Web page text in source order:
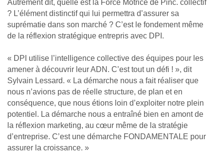
Autrement dit, quelle est la Force Motrice de Pinc. collectif
? L’élément distinctif qui lui permettra d’assurer sa
suprématie dans son marché ? C’est le fondement même
de la réflexion stratégique entrepris avec DPI.
« DPI utilise l’intelligence collective des équipes pour les
amener à découvrir leur ADN. C’est tout un défi ! », dit
Sylvain Lessard. « La démarche nous a fait réaliser que
nous n’avions pas de réelle structure, de plan et en
conséquence, que nous étions loin d’exploiter notre plein
potentiel. La démarche nous a entraîné bien en amont de
la réflexion marketing, au cœur même de la stratégie
d’entreprise. C’est une démarche FONDAMENTALE pour
assurer la croissance. »